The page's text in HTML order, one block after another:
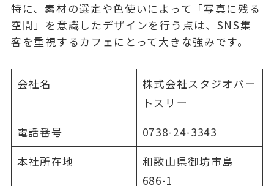
特に、素材の選定や色使いによって「写真に残る
空間」を意識したデザインを行う点は、SNS集
客を重視するカフェにとって大きな強みです。
会社名
株式会社スタジオパー
トスリー
電話番号
0738-24-3343
本社所在地
和歌山県御坊市島
686-1